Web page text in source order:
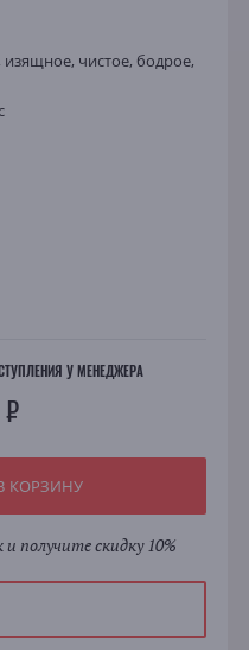
чистое, бодрое,
У МЕНЕДЖЕРА
КОРЗИНУ
получите скидку 10%